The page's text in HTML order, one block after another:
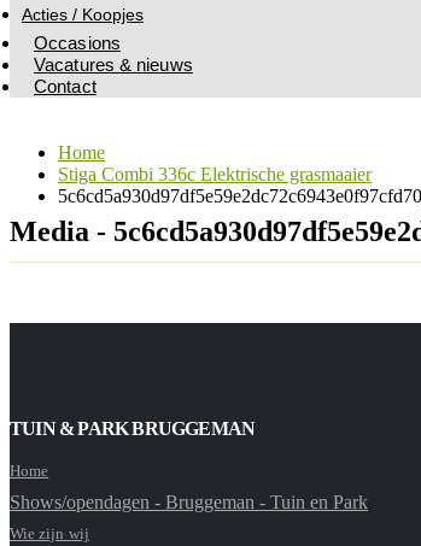
Acties / Koopjes
Occasions
Vacatures & nieuws
Contact
Home
Stiga Combi 336c Elektrische grasmaaier
Media -
TUIN & PARK BRUGGEMAN
Home
Shows/opendagen - Bruggeman - Tuin en Park
Wie zijn wij